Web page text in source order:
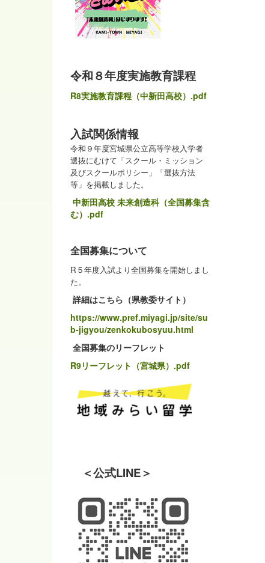
令和８年度実施教育課程
R8実施教育課程（中新田高校）.pdf
入試関係情報
令和９年度宮城県公立高等学校入学者
選抜にむけて「スクール・ミッション
及びスクールポリシー」「選抜方法
等」を掲載しました。
中新田高校 未来創造科（全国募集含
む）.pdf
全国募集について
R５年度入試より全国募集を開始しまし
た。
詳細はこちら（県教委サイト）
https://www.pref.miyagi.jp/site/su
b-jigyou/zenkokubosyuu.html
全国募集のリーフレット
R9リーフレット（宮城県）.pdf
＜公式LINE＞